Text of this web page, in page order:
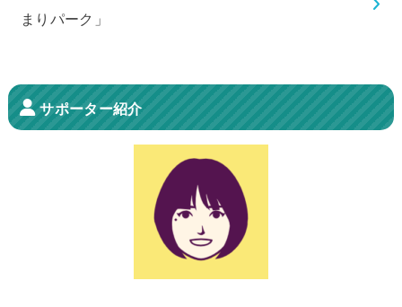
まりパーク」
サポーター紹介